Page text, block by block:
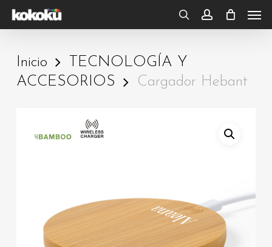
Skip
to
content
searchaccount
Inicio
TECNOLOGÍA Y
ACCESORIOS
Cargador Hebant